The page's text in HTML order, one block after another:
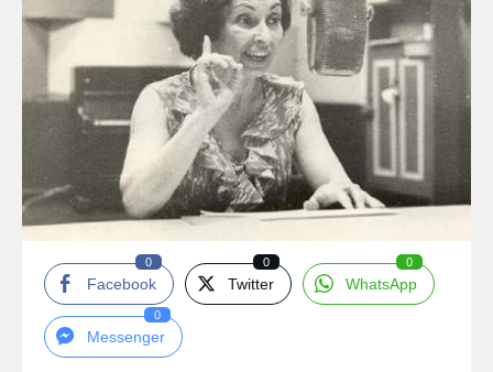
Facebook
0
Twitter
0
WhatsApp
0
Messenger
0